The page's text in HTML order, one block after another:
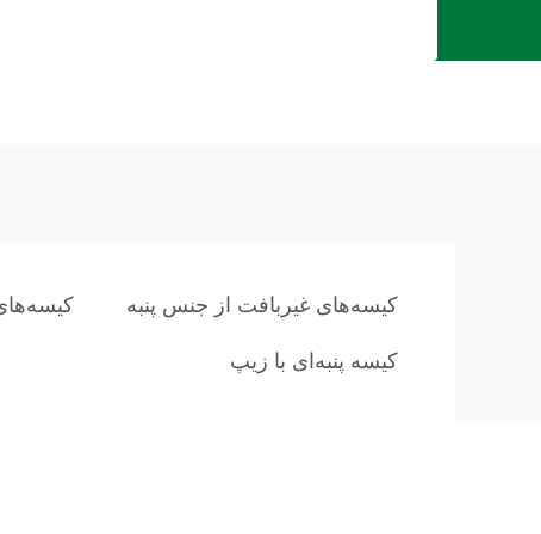
کیسه‌های غیربافت از جنس پنبه
کیسه پنبه‌ای با زیپ